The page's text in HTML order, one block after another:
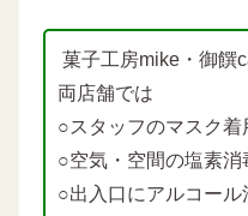
菓子工房mike・御饌
両店舗では
○スタッフのマスク着
○空気・空間の塩素消
○出入口にアルコール